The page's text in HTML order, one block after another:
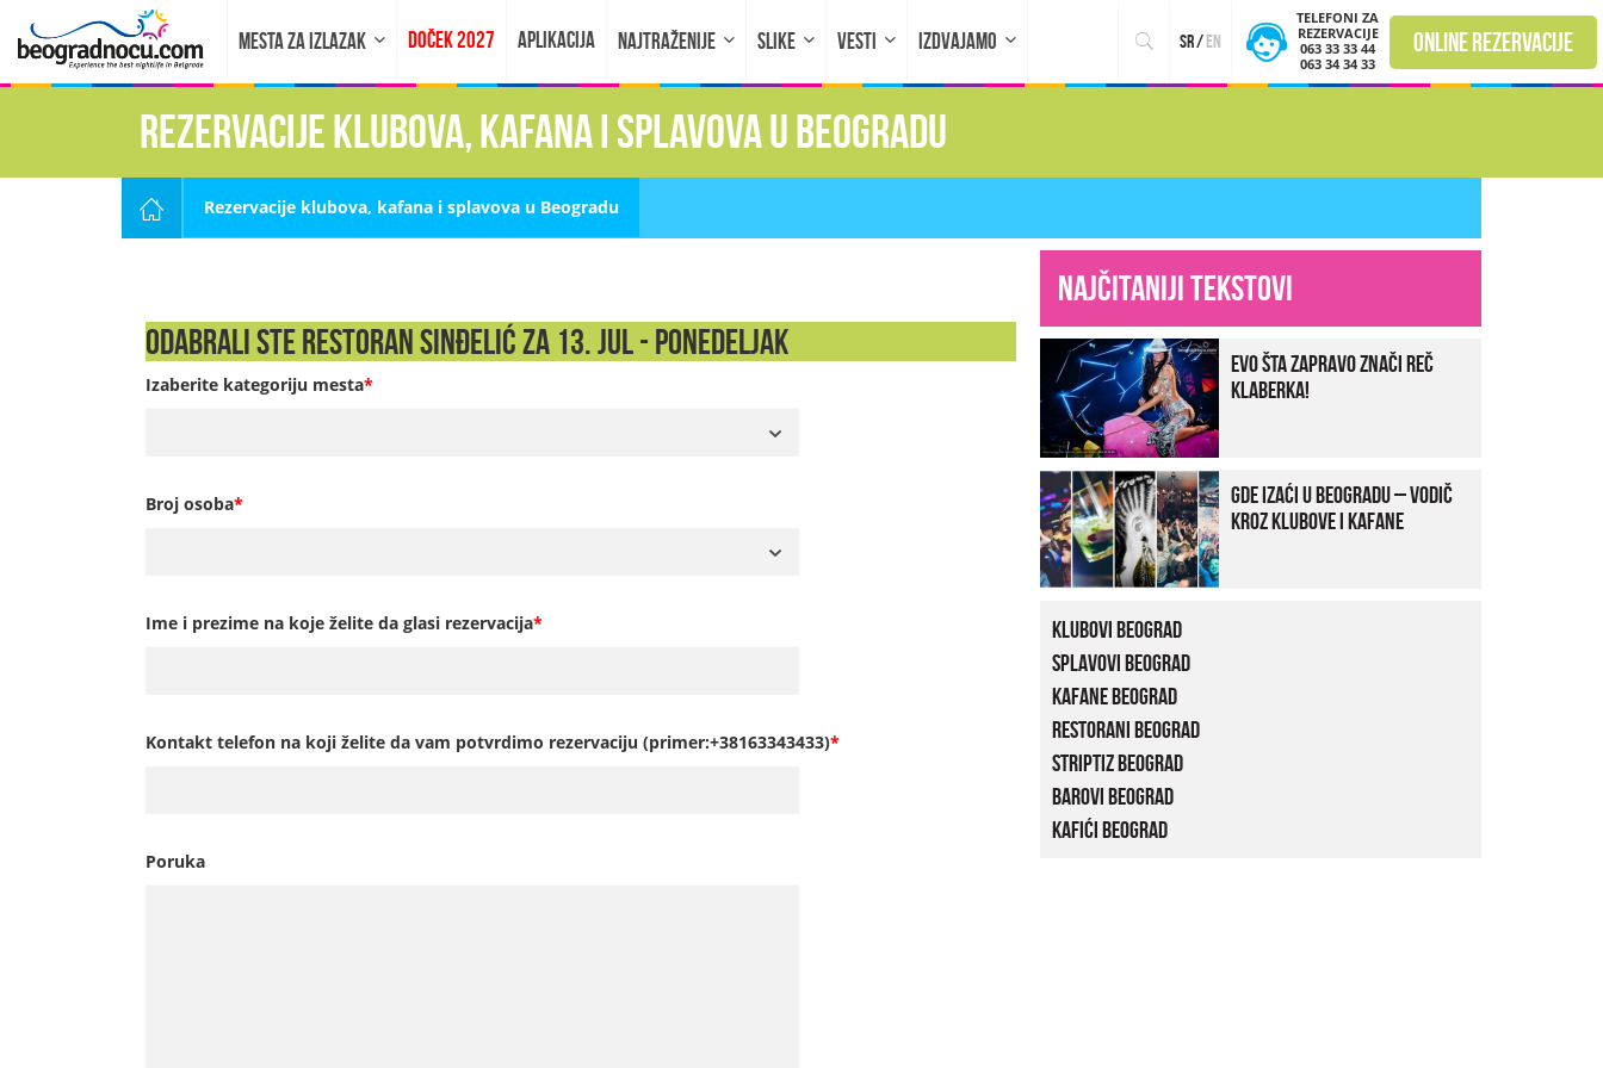
MESTA ZA IZLAZAK DOČEK 2027 APLIKACIJA NAJTRAŽENIJE SLIKE VESTI IZDVAJAMO sr/en
TELEFONI ZA
REZERVACIJE
063 33 33 44
063 34 34 33
online rezervacije
Rezervacije klubova, kafana i splavova u Beogradu
Rezervacije klubova, kafana i splavova u Beogradu
Odabrali ste Restoran Sinđelić za 13. Jul - PONEDELJAK
Izaberite kategoriju mesta*
Broj osoba*
Ime i prezime na koje želite da glasi rezervacija*
Kontakt telefon na koji želite da vam potvrdimo rezervaciju (primer:+38163343433)*
Poruka
Najčitaniji tekstovi
Evo šta zapravo znači reč
klaberka!
Gde izaći u Beogradu – vodič
kroz klubove i kafane
Klubovi Beograd
Splavovi Beograd
Kafane Beograd
Restorani Beograd
Striptiz Beograd
Barovi Beograd
Kafići Beograd